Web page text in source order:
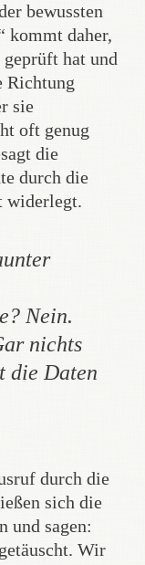
bewussten
kommt daher,
hat und
Richtung
sie
oft genug
die
durch die
widerlegt.
Nein.
nichts
die Daten
durch die
sich die
und sagen:
Wir